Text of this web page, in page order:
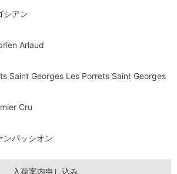
シアン
Arlaud
Saint Georges Les Porrets Saint Georges
Cru
ンパッシオン
入荷案内申し込み